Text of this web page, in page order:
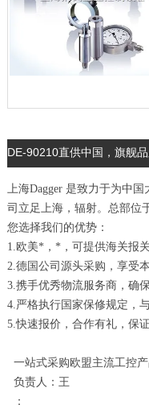
DE-90210直供中国，旗舰
上海Dagger 是致力于为中
司立足上海，辐射。总部位
您选择我们的优势：
1.欧美*，*，可提供海关报
2.德国公司源头采购，享受
3.携手优秀物流服务商，确
4.严格执行国家保修规定，
5.快速报价，合作有礼，保
一站式采购欧盟主流工控
负责人：王
：